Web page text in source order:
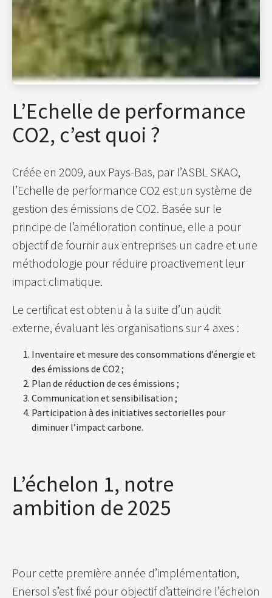
L’Echelle de performance
CO2, c’est quoi ?
Créée en 2009, aux Pays-Bas, par l’ASBL SKAO,
l’Echelle de performance CO2 est un système de
gestion des émissions de CO2. Basée sur le
principe de l’amélioration continue, elle a pour
objectif de fournir aux entreprises un cadre et une
méthodologie pour réduire proactivement leur
impact climatique.
Le certificat est obtenu à la suite d’un audit
externe, évaluant les organisations sur 4 axes :
Inventaire et mesure des consommations d’énergie et
des émissions de CO2 ;
Plan de réduction de ces émissions ;
Communication et sensibilisation ;
Participation à des initiatives sectorielles pour
diminuer l’impact carbone.
L’échelon 1, notre
ambition de 2025
Pour cette première année d’implémentation,
Enersol s’est fixé pour objectif d’atteindre l’échelon